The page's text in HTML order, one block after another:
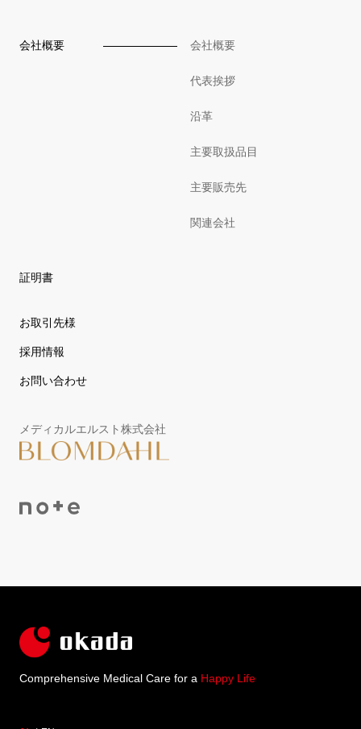
会社概要 会社概要
代表挨拶
沿革
主要取扱品目
主要販売先
関連会社
証明書
お取引先様
採用情報
お問い合わせ
メディカルエルスト株式会社
Comprehensive Medical Care for a Happy Life